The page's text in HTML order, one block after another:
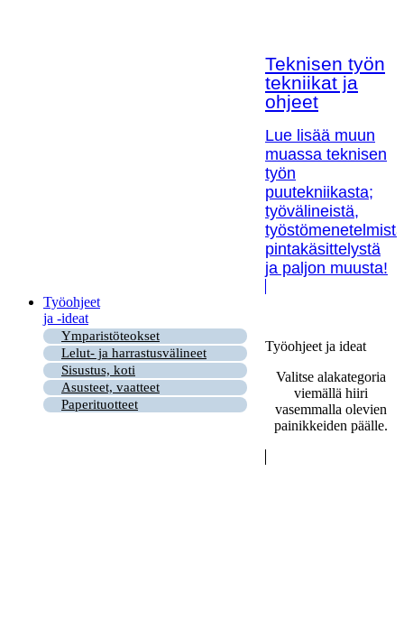
Teknisen työn
tekniikat ja
ohjeet
Lue lisää muun
muassa teknisen
työn
puutekniikasta;
työvälineistä,
pintakäsittelystä
ja paljon muusta!
Työohjeet
ja -ideat
Ymparistöteokset
Lelut- ja harrastusvälineet
Sisustus, koti
Asusteet, vaatteet
Paperituotteet
Työohjeet ja ideat
Valitse alakategoria
viemällä hiiri
vasemmalla olevien
painikkeiden päälle.